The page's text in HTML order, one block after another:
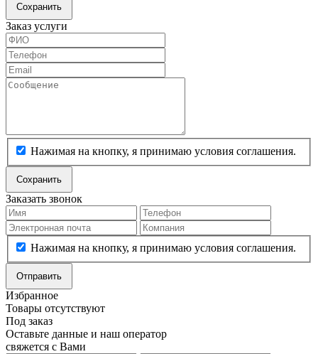
Сохранить
Заказ услуги
Нажимая на кнопку, я принимаю условия соглашения.
Сохранить
Заказать звонок
Нажимая на кнопку, я принимаю условия соглашения.
Отправить
Избранное
Товары отсутствуют
Под заказ
Оставьте данные и наш оператор
свяжется с Вами